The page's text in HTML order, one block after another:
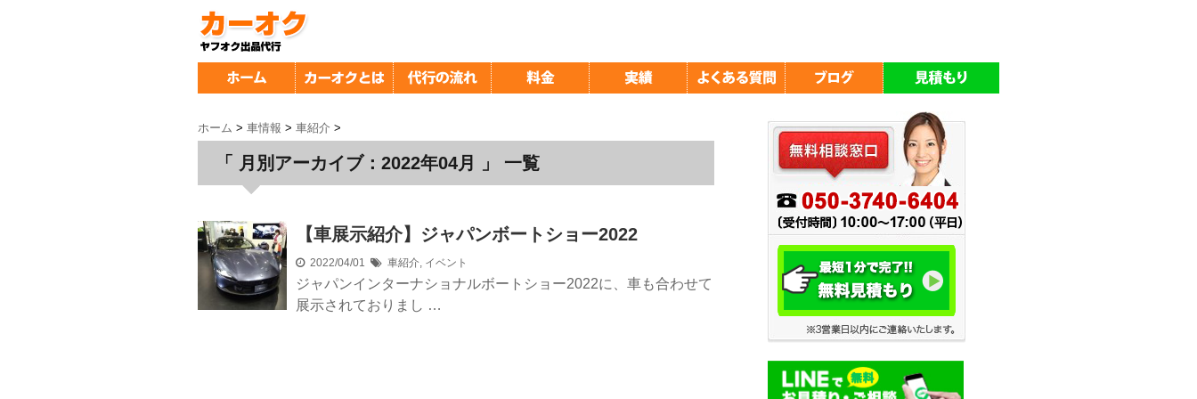
ホーム > 車情報 > 車紹介 >
「 月別アーカイブ：2022年04月 」 一覧
【車展示紹介】ジャパンボートショー2022
2022/04/01 車紹介, イベント
ジャパンインターナショナルボートショー2022に、車も合わせて
展示されておりまし …